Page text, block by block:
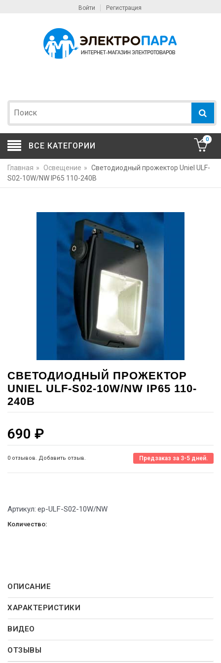
Войти Регистрация
ВСЕ КАТЕГОРИИ
0
Главная » Освещение » Светодиодный прожектор Uniel ULF-
S02-10W/NW IP65 110-240В
СВЕТОДИОДНЫЙ ПРОЖЕКТОР
UNIEL ULF-S02-10W/NW IP65 110-
240В
690 ₽
0 отзывов. Добавить отзыв. Предзаказ за 3-5 дней.
Артикул: ep-ULF-S02-10W/NW
Количество:
ОПИСАНИЕ
ХАРАКТЕРИСТИКИ
ВИДЕО
ОТЗЫВЫ